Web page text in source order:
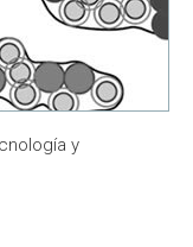
y